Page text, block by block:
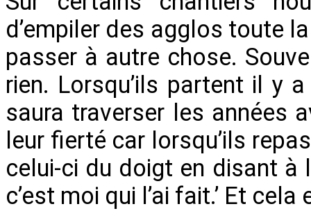
d’empiler des agglos toute
passer à autre chose.
rien. Lorsqu’ils partent il y
saura traverser les années
leur fierté car lorsqu’ils
celui-ci du doigt en disant à
c’est moi qui l’ai fait.’ Et